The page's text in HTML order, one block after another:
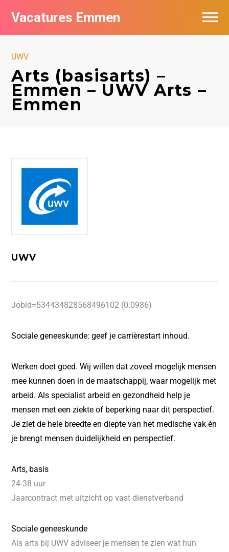
Vacatures Emmen
UWV
Arts (basisarts) –
Emmen – UWV Arts –
Emmen
UWV
Jobid=534434828568496102 (0.0986)
Sociale geneeskunde: geef je carrièrestart inhoud.
Werken doet goed. Wij willen dat zoveel mogelijk mensen
mee kunnen doen in de maatschappij, waar mogelijk met
arbeid. Als specialist arbeid en gezondheid help je
mensen met een ziekte of beperking naar dit perspectief.
Je ziet de hele breedte en diepte van het medische vak én
je brengt mensen duidelijkheid en perspectief.
Arts, basis
24-38 uur
Jaarcontract met uitzicht op vast dienstverband
Sociale geneeskunde
Als arts bij UWV adviseer je mensen te zien wat hun
Vacatures per bedrijf
Nieuwsbrief feed